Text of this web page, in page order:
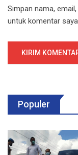
Simpan nama,
untuk komentar
Populer